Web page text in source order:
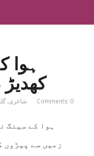
ہوا
شاعری, Comments: 0
ہوا کے سینگ
زمیں سے پیڑوں